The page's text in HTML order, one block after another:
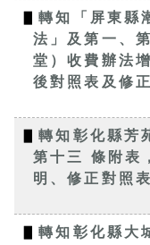
▋轉知「屏東縣
法」及第一、
堂）收費辦法
後對照表及修
▋轉知彰化縣芳
第十三 條附表
明、修正對照
▋轉知彰化縣大